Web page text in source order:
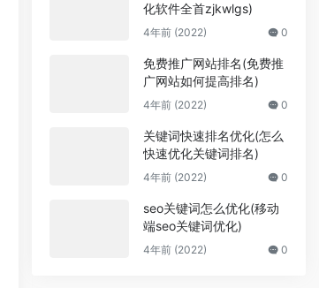
化软件全首zjkwlgs)
4年前 (2022) 0
免费推广网站排名(免费推
广网站如何提高排名)
4年前 (2022) 0
关键词快速排名优化(怎么
快速优化关键词排名)
4年前 (2022) 0
seo关键词怎么优化(移动
端seo关键词优化)
4年前 (2022) 0